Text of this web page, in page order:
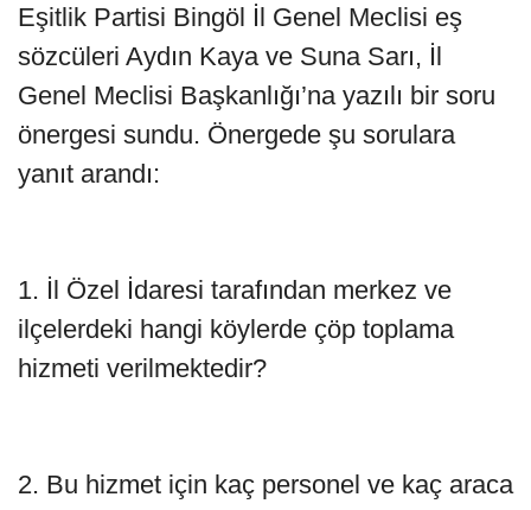
Eşitlik Partisi Bingöl İl Genel Meclisi eş
sözcüleri Aydın Kaya ve Suna Sarı, İl
Genel Meclisi Başkanlığı’na yazılı bir soru
önergesi sundu. Önergede şu sorulara
yanıt arandı:
1. İl Özel İdaresi tarafından merkez ve
ilçelerdeki hangi köylerde çöp toplama
hizmeti verilmektedir?
2. Bu hizmet için kaç personel ve kaç araca